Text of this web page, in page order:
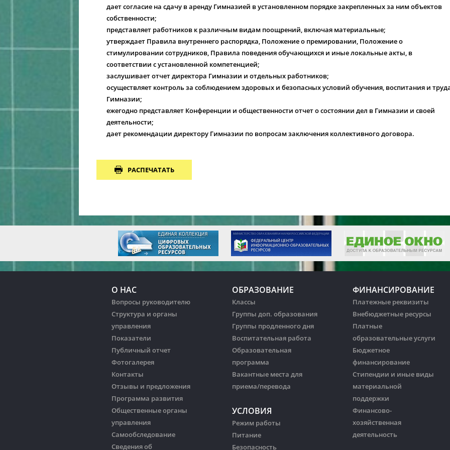
дает согласие на сдачу в аренду Гимназией в установленном порядке закрепленных за ним объектов
собственности;
представляет работников к различным видам поощрений, включая материальные;
утверждает Правила внутреннего распорядка, Положение о премировании, Положение о
стимулировании сотрудников, Правила поведения обучающихся и иные локальные акты, в
соответствии с установленной компетенцией;
заслушивает отчет директора Гимназии и отдельных работников;
осуществляет контроль за соблюдением здоровых и безопасных условий обучения, воспитания и
Гимназии;
ежегодно представляет Конференции и общественности отчет о состоянии дел в Гимназии и своей
деятельности;
дает рекомендации директору Гимназии по вопросам заключения коллективного договора.
РАСПЕЧАТАТЬ
О НАС
Вопросы руководителю
Структура и органы
управления
Показатели
Публичный отчет
Фотогалерея
Контакты
Отзывы и предложения
Программа развития
Общественные органы
управления
Самообследование
Сведения об
ОБРАЗОВАНИЕ
Классы
Группы доп. образования
Группы продленного дня
Воспитательная работа
Образовательная
программа
Вакантные места для
приема/перевода
УСЛОВИЯ
Режим работы
Питание
Безопасность
ФИНАНСИРОВАНИЕ
Платежные реквизиты
Внебюджетные ресурсы
Платные
образовательные услуги
Бюджетное
финансирование
Стипендии и иные виды
материальной
поддержки
Финансово-
хозяйственная
деятельность